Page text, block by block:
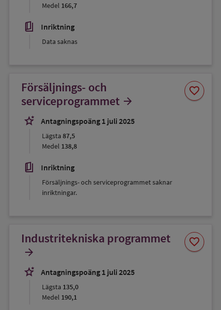
Medel 166,7
book_5 Inriktning
Data saknas
Försäljnings- och
serviceprogrammet arrow_forward
stars_2
Antagningspoäng 1 juli 2025
Lägsta 87,5
Medel 138,8
book_5 Inriktning
Försäljnings- och serviceprogrammet saknar
inriktningar.
favorite
Spara
som
Industritekniska programmet
arrow_forward
stars_2
Antagningspoäng 1 juli 2025
Lägsta 135,0
Medel 190,1
favorite
Spara
som